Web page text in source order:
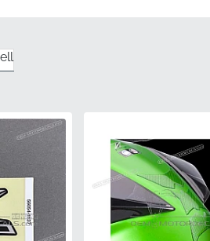
Werksstandards für ein
um sicherzustellen, dass
frische Komponente
Diese originale Komponente
und bestätigt
originales Teil.